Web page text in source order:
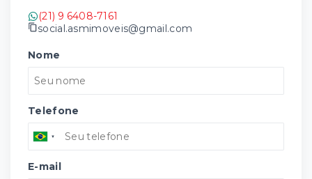
(21) 9 6408-7161
social.asmimoveis@gmail.com
Nome
Telefone
E-mail